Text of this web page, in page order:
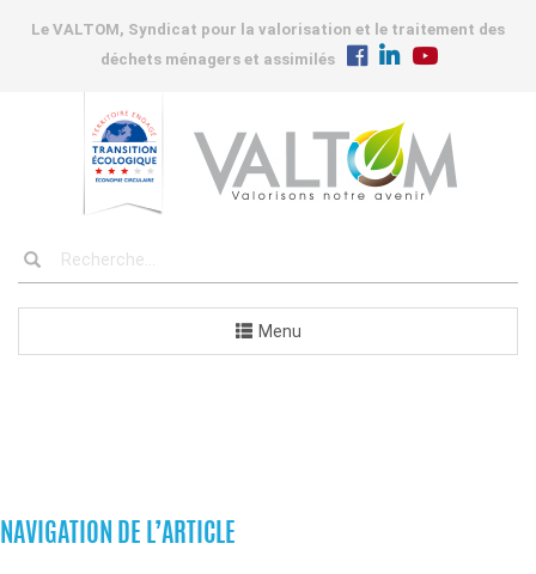
Le VALTOM, Syndicat pour la valorisation et le traitement des
déchets ménagers et assimilés
Menu
NAVIGATION DE L’ARTICLE